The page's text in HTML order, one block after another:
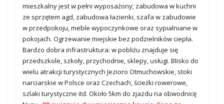
mieszkalny jest w pełni wyposażony; zabudowa w kuchni
ze sprzętem agd, zabudowa łazienki, szafa w zabudowie
w przedpokoju, meble wypoczynkowe oraz sypialniane w
pokojach. Ogrzewanie miejskie bez podzielników ciepła.
Bardzo dobra infrastruktura: w pobliżu znajduje się
przedszkole, szkoły, przychodnie, sklepy, usługi. Blisko do
wielu atrakcji turystycznych Jezioro Otmuchowskie, stoki
narciarskie w Polsce oraz Czechach, ścieżki rowerowe,
szlaki turystyczne itd. Około 5km do zjazdu na obwodnicę